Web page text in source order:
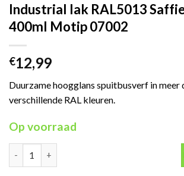
Industrial lak RAL5013
400ml Motip 07002
€12,99
Duurzame hoogglans spuitbusverf in meer
verschillende RAL kleuren.
Op voorraad